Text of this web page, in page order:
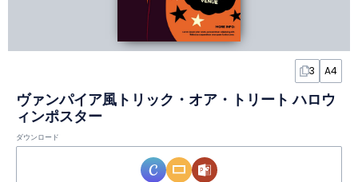
3 A4
ヴァンパイア風トリック・オア・トリート ハロウ
ィンポスター
ダウンロード